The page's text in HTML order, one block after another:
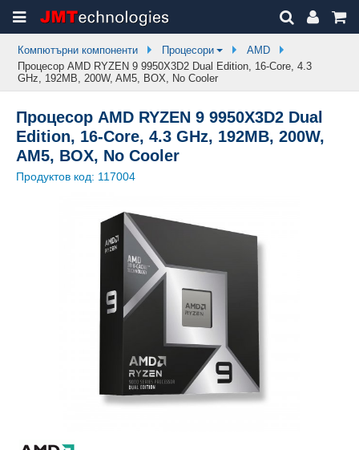
Компютърни компоненти Процесори
AMD
Процесор AMD RYZEN 9 9950X3D2 Dual Edition, 16-Core, 4.3
GHz, 192MB, 200W, AM5, BOX, No Cooler
Процесор AMD RYZEN 9 9950X3D2 Dual
Edition, 16-Core, 4.3 GHz, 192MB, 200W,
AM5, BOX, No Cooler
Продуктов код: 117004